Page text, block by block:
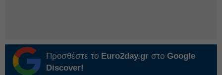
Προσθέστε το Euro2day.gr στο Google
Discover!